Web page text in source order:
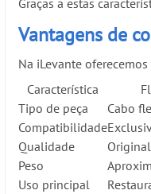
Graças a estas
Vantagens de
Na iLevante oferecemos
Característica
Tipo de peça
Cabo
Compatibilidade
Qualidade
Peso
Uso principal